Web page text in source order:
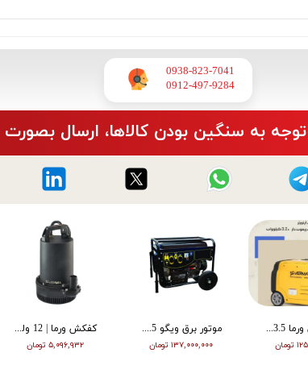
0938-823-7041
​​​​​​​0912-497-9284
به سنگین بودن کالاها، ارسال
۳۰۱,۶۰۰,۰۰۰
کارواش اسپینا | خانگی | 1800 وات | شیلنگ جمع کن دار | 1808A
۱۷,۶۷۲,۶۴۷ تومان
موتور برق ویگو 8.5 کیلووات بنزینی WG11500E
۱۱۴,۰۰۰,۰۰۰ تومان